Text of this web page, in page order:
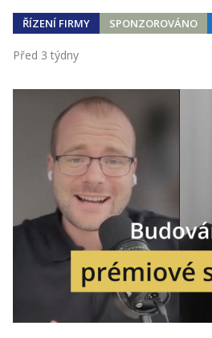
ŘÍZENÍ FIRMY SPONZOROVÁNO
Před 3 týdny